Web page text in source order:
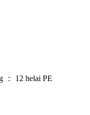
： 12 helai PE